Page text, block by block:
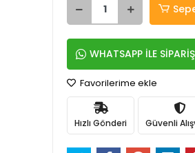
WHATSAPP İLE
Favorilerime ekle
Hızlı Gönderi Güvenli